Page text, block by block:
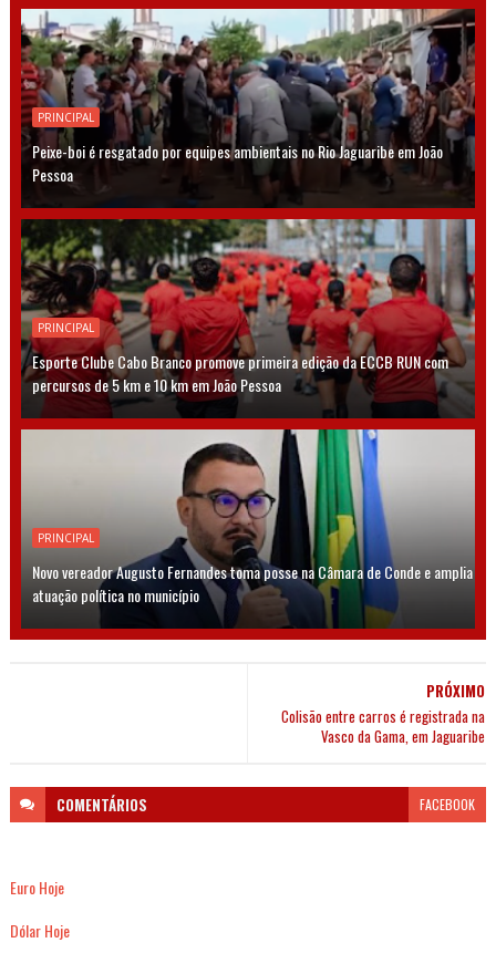
PRINCIPAL
Peixe-boi é resgatado por equipes ambientais no Rio Jaguaribe em João
Pessoa
PRINCIPAL
Esporte Clube Cabo Branco promove primeira edição da ECCB RUN com
percursos de 5 km e 10 km em João Pessoa
PRINCIPAL
Novo vereador Augusto Fernandes toma posse na Câmara de Conde e amplia
atuação política no município
PRÓXIMO
Colisão entre carros é registrada na
Vasco da Gama, em Jaguaribe
COMENTÁRIOS FACEBOOK
Euro Hoje
Dólar Hoje